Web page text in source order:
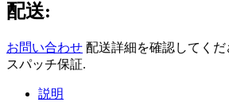
配送:
お問い合わせ 配送詳細を確認してく
スパッチ保証.
説明